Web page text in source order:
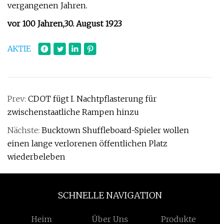
vergangenen Jahren.
vor 100 Jahren,30. August 1923
AKTIE
Prev: CDOT fügt I. Nachtpflasterung für
zwischenstaatliche Rampen hinzu
Nächste: Bucktown Shuffleboard-Spieler wollen
einen lange verlorenen öffentlichen Platz
wiederbeleben
SCHNELLE NAVIGATION
Heim Über Uns Produkte